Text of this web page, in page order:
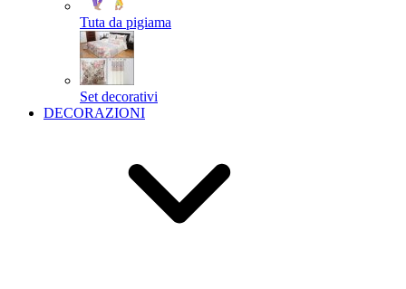
Tuta da pigiama
Set decorativi
DECORAZIONI